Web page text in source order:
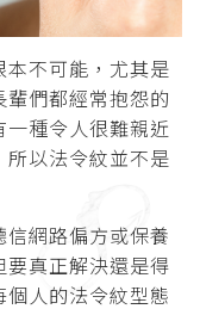
本不可能，尤其是
們都經常抱怨的
一種令人很難親近
所以法令紋並不是
網路偏方或保養
要真正解決還是得
人的法令紋型態